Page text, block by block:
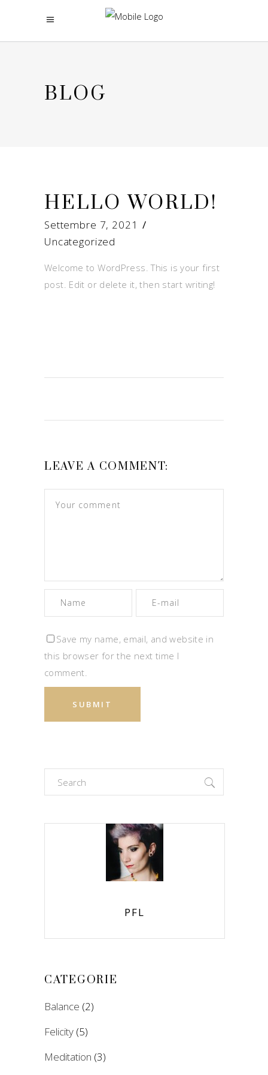
BLOG
HELLO WORLD!
Settembre 7, 2021
Uncategorized
Welcome to WordPress. This is your first
post. Edit or delete it, then start writing!
LEAVE A COMMENT:
Save my name, email, and website in
this browser for the next time I
comment.
Search
for:
PFL
CATEGORIE
Balance (2)
Felicity (5)
Meditation (3)